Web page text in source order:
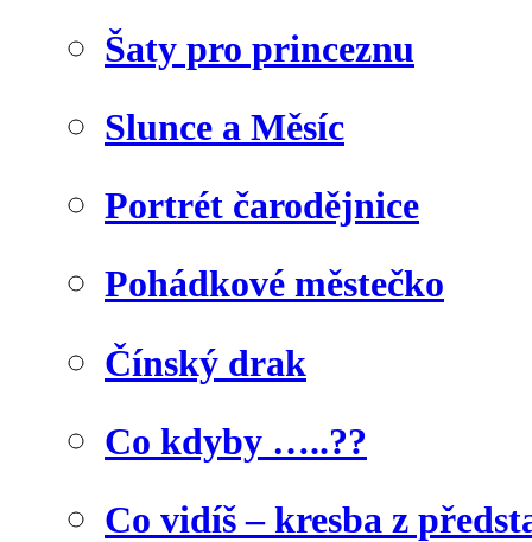
Šaty pro princeznu
Slunce a Měsíc
Portrét čarodějnice
Pohádkové městečko
Čínský drak
Co kdyby …..??
Co vidíš – kresba z